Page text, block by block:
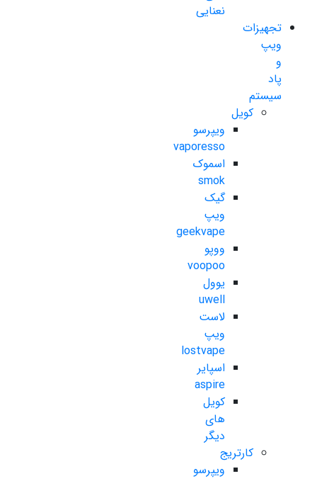
نعنایی
تجهیزات
ویپ
و
پاد
سیستم
کویل
ویپرسو
vaporesso
اسموک
smok
گیک
ویپ
geekvape
ووپو
voopoo
یوول
uwell
لاست
ویپ
lostvape
اسپایر
aspire
کویل
های
دیگر
کارتریج
ویپرسو